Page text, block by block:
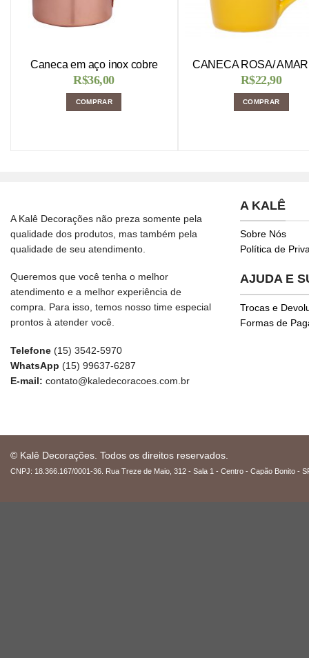
Caneca em aço inox cobre
R$36,00
COMPRAR
CANECA ROSA/
R$22,90
COMPRAR
A Kalê Decorações não preza somente pela
qualidade dos produtos, mas também pela
qualidade de seu atendimento.
Queremos que você tenha o melhor
atendimento e a melhor experiência de
compra. Para isso, temos nosso time especial
prontos à atender você.
Telefone (15) 3542-5970
WhatsApp (15) 99637-6287
E-mail: contato@kaledecoracoes.com.br
A KALÊ
Sobre Nós
Política de
AJUDA E
Trocas e
Formas de
© Kalê Decorações. Todos os direitos reservados.
CNPJ: 18.366.167/0001-36. Rua Treze de Maio, 312 - Sala 1 - Centro - Capão Bonito -